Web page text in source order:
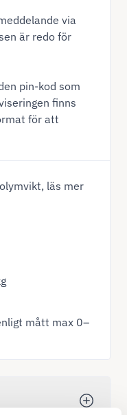
via
är redo för
pin-kod som
finns
för att
läs mer
mått max 0–